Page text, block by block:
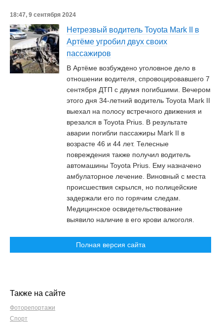
18:47, 9 сентября 2024
Нетрезвый водитель Toyota Mark II в
Артёме угробил двух своих
пассажиров
В Артёме возбуждено уголовное дело в
отношении водителя, спровоцировавшего 7
сентября ДТП с двумя погибшими. Вечером
этого дня 34-летний водитель Toyota Mark II
выехал на полосу встречного движения и
врезался в Toyota Prius. В результате
аварии погибли пассажиры Mark II в
возрасте 46 и 44 лет. Телесные
повреждения также получил водитель
автомашины Toyota Prius. Ему назначено
амбулаторное лечение. Виновный с места
происшествия скрылся, но полицейские
задержали его по горячим следам.
Медицинское освидетельствование
выявило наличие в его крови алкоголя.
Полная версия сайта
Также на сайте
Фоторепортажи
Спорт